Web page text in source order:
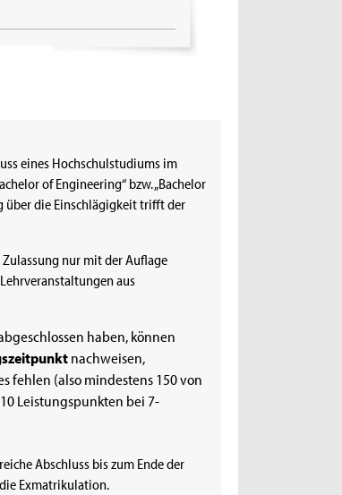
eines Hochschulstudiums im
of Engineering“ bzw. „Bachelor
über die Einschlägigkeit trifft der
nur mit der Auflage
aus
haben, können
nachweisen,
fehlen (also mindestens 150 von
Leistungspunkten bei 7-
Abschluss bis zum Ende der
Exmatrikulation.